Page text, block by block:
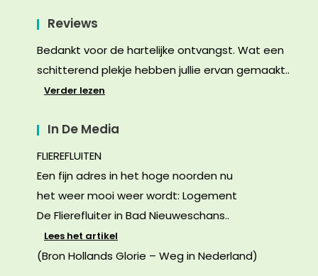
Reviews
Bedankt voor de hartelijke ontvangst. Wat een
schitterend plekje hebben jullie ervan gemaakt..
Verder lezen
In De Media
FLIEREFLUITEN
Een fijn adres in het hoge noorden nu
het weer mooi weer wordt: Logement
De Flierefluiter in Bad Nieuweschans..
Lees het artikel
(Bron Hollands Glorie – Weg in Nederland)